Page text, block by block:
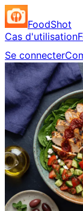
FoodShot
Cas d'utilisation
Se connecter